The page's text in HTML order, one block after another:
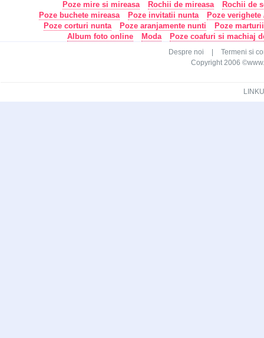
Poze mire si mireasa Rochii de mireasa
Rochii de
Poze buchete mireasa
Poze invitatii nunta
Poze
Poze corturi nunta
Poze aranjamente nunti
Poze
Album foto online
Moda Poze coafuri si machiaj
Despre noi
Termeni si
Copyright 2006